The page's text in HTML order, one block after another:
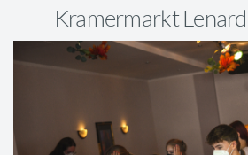
Kramermarkt